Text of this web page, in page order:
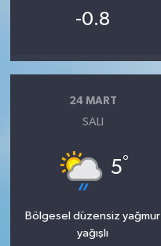
-0.8
24 MART
SALI
5°
Bölgesel düzensiz yağmur
yağışlı